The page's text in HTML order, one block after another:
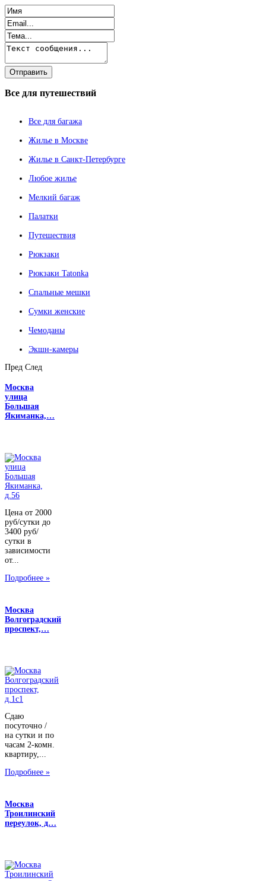
Все для путешествий
Все для багажа
Жилье в Москве
Жилье в Санкт-Петербурге
Любое жилье
Мелкий багаж
Палатки
Путешествия
Рюкзаки
Рюкзаки Tatonka
Спальные мешки
Сумки женские
Чемоданы
Экшн-камеры
Пред След
Москва
улица
Большая
Якиманка,…
Цена от 2000
руб/сутки до
3400 руб/
сутки в
зависимости
от...
Подробнее »
Москва
Волгоградский
проспект,…
Сдаю
посуточно /
на сутки и по
часам 2-комн.
квартиру,...
Подробнее »
Москва
Троилинский
переулок, д…